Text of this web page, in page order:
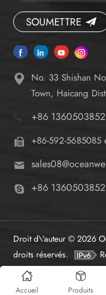
SOUMETTRE
No. 33 Shishan
Town, Haicang
+86
+86-592-5685085
+86
Droit d\'auteur © 2026
droits réservés.
Accueil Produits